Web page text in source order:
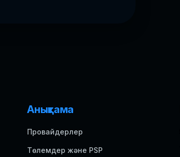
Анықтама
Провайдерлер
Төлемдер және PSP